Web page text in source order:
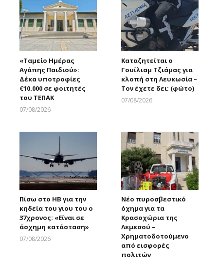
«Ταμείο Ημέρας
Αγάπης Παιδιού»:
Δέκα υποτροφίες
€10.000 σε φοιτητές
του ΤΕΠΑΚ
07/08/2026
Καταζητείται ο
Γουίλιαμ Τζιάμας για
κλοπή στη Λευκωσία –
Τον έχετε δει; (φώτο)
07/08/2026
Πίσω στο ΗΒ για την
κηδεία του γιου του ο
37χρονος: «Είναι σε
άσχημη κατάσταση»
07/08/2026
Νέο πυροσβεστικό
όχημα για τα
Κρασοχώρια της
Λεμεσού –
Χρηματοδοτούμενο
από εισφορές
πολιτών